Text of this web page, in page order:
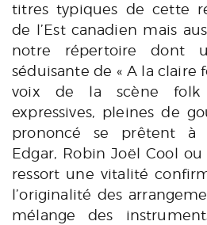
titres typiques de cette
de l’Est canadien mais
notre répertoire dont
séduisante de « A la claire
voix de la scène folk
expressives, pleines de
prononcé se prêtent à
Edgar, Robin Joël Cool
ressort une vitalité
l’originalité des
mélange des